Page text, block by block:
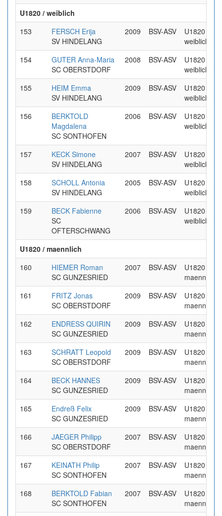
U1820 / weiblich
153
FERSCH Erija
SV HINDELANG
2009 BSV-ASV
U1820 /
weiblich
154
GUTER Anna-Maria
SC OBERSTDORF
2008 BSV-ASV
U1820 /
weiblich
155
HEIM Emma
SV HINDELANG
2009 BSV-ASV
U1820 /
weiblich
156
BERKTOLD
Magdalena
SC SONTHOFEN
2006 BSV-ASV
U1820 /
weiblich
157
KECK Simone
SV HINDELANG
2007 BSV-ASV
U1820 /
weiblich
158
SCHOLL Antonia
SV HINDELANG
2005 BSV-ASV
U1820 /
weiblich
159
BECK Fabienne
SC
OFTERSCHWANG
2006 BSV-ASV
U1820 /
weiblich
U1820 / maennlich
160
HIEMER Roman
SC GUNZESRIED
2007 BSV-ASV
U1820 /
maennlich
161
FRITZ Jonas
SC OBERSTDORF
2009 BSV-ASV
U1820 /
maennlich
162
ENDRESS QUIRIN
SC GUNZESRIED
2009 BSV-ASV
U1820 /
maennlich
163
SCHRATT Leopold
SC OBERSTDORF
2009 BSV-ASV
U1820 /
maennlich
164
BECK HANNES
SC GUNZESRIED
2009 BSV-ASV
U1820 /
maennlich
165
Endreß Felix
SC GUNZESRIED
2009 BSV-ASV
U1820 /
maennlich
166
JAEGER Philipp
SC OBERSTDORF
2007 BSV-ASV
U1820 /
maennlich
167
KEINATH Philip
SC SONTHOFEN
2007 BSV-ASV
U1820 /
maennlich
168
BERKTOLD Fabian
SC SONTHOFEN
2007 BSV-ASV
U1820 /
maennlich